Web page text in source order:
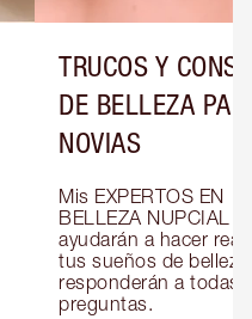
TRUCOS Y
DE BELLEZA
NOVIAS
Mis EXPERTOS EN
BELLEZA NUPCIAL te
ayudarán a hacer
tus sueños de belleza
responderán a todas
preguntas.